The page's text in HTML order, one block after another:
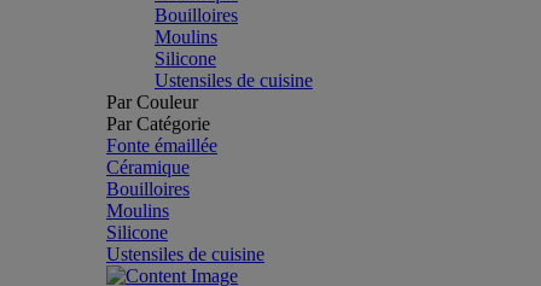
Bouilloires
Moulins
Silicone
Ustensiles de cuisine
Par Couleur
Par Catégorie
Fonte émaillée
Céramique
Bouilloires
Moulins
Silicone
Ustensiles de cuisine